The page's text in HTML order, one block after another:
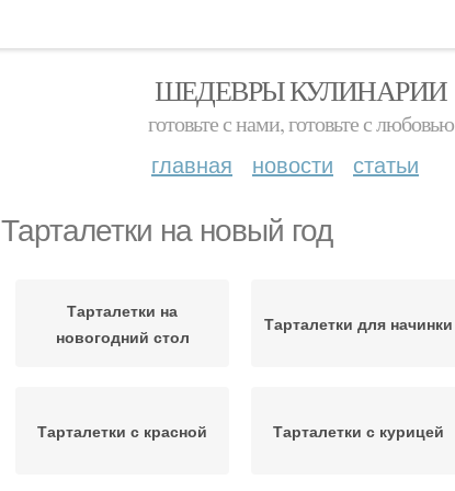
ШЕДЕВРЫ КУЛИНАРИИ
готовьте с нами, готовьте с любовью
главная новости статьи
Тарталетки на новый год
Тарталетки на
новогодний стол
Тарталетки для начинки
Тарталетки с красной Тарталетки с курицей